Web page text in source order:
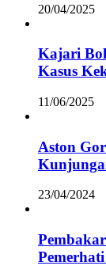
20/04/2025
Kajari
Kasus
11/06/2025
Aston
23/04/2024